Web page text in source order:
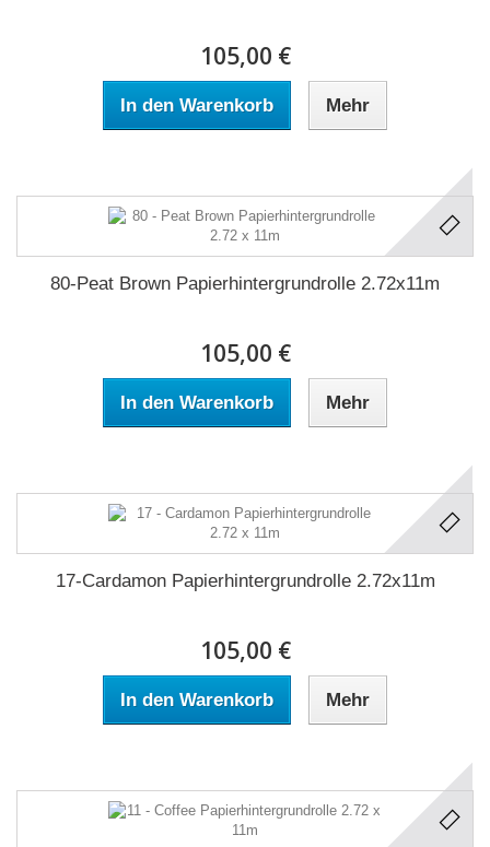
105,00 €
In den Warenkorb Mehr
80-Peat Brown Papierhintergrundrolle 2.72x11m
105,00 €
In den Warenkorb Mehr
17-Cardamon Papierhintergrundrolle 2.72x11m
105,00 €
In den Warenkorb Mehr